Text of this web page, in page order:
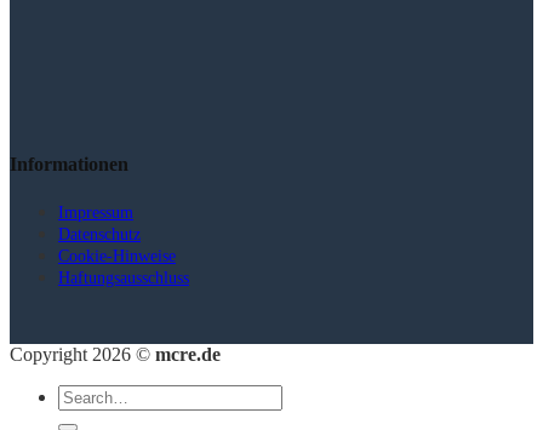
Informationen
Impressum
Datenschutz
Cookie-Hinweise
Haftungsausschluss
Copyright 2026 © mcre.de